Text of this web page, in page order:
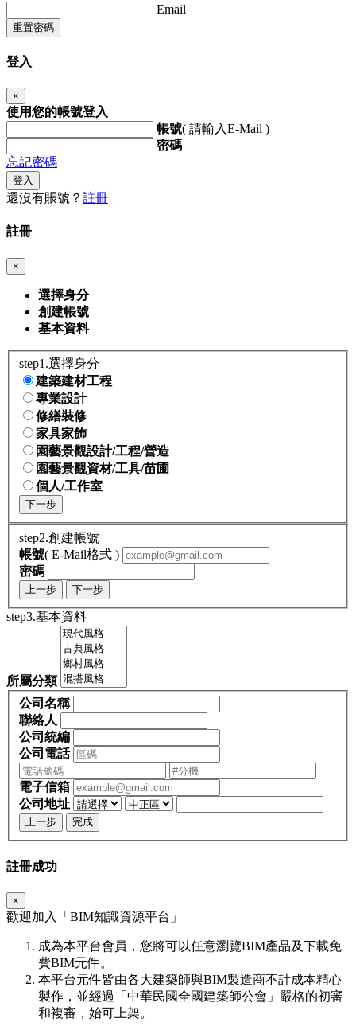
Email
重置密碼
登入
×
使用您的帳號登入
帳號( 請輸入E-Mail )
密碼
忘記密碼
登入
還沒有賬號？ 註冊
註冊
×
選擇身分
創建帳號
基本資料
step1.選擇身分
建築建材工程
專業設計
修繕裝修
家具家飾
園藝景觀設計/工程/營造
園藝景觀資材/工具/苗圃
個人/工作室
下一步
step2.創建帳號
帳號( E-Mail格式 )
密碼
上一步 下一步
step3.基本資料
所屬分類
公司名稱
聯絡人
公司統編
公司電話
電子信箱
公司地址
上一步 完成
註冊成功
×
歡迎加入「 BIM知識資源平台」
成為本平台會員，您將可以任意瀏覽BIM產品及下載免
費BIM元件。
本平台元件皆由各大建築師與BIM製造商不計成本精心
製作，並經過「中華民國全國建築師公會」嚴格的初審
和複審，始可上架。